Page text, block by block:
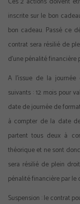
inscrite sur le bon
bon cadeau. Passé ce
contrat sera résilié de
d’une pénalité financière
A l’issue de la
suivants : 12 mois pour
date de journée de
à compter de la date
partent tous deux à
théorique et ne sont
sera résilié de plein
pénalité financière par le
Suspension : le contrat